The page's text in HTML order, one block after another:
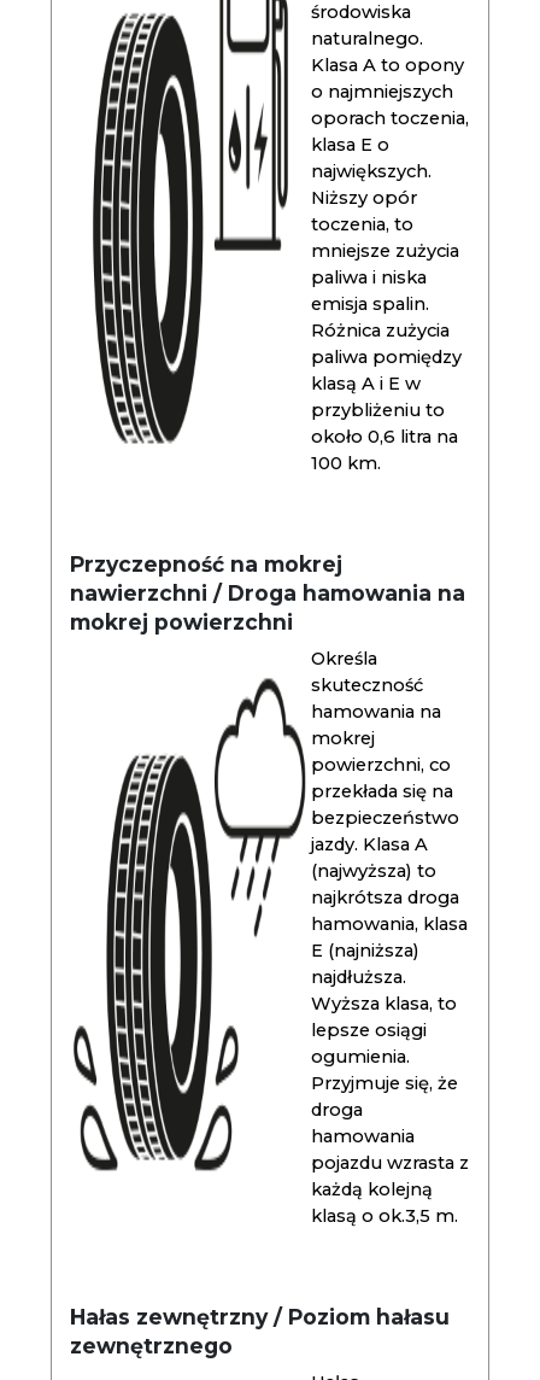
środowiska
naturalnego.
Klasa A to opony
o najmniejszych
oporach toczenia,
klasa E o
największych.
Niższy opór
toczenia, to
mniejsze zużycia
paliwa i niska
emisja spalin.
Różnica zużycia
paliwa pomiędzy
klasą A i E w
przybliżeniu to
około 0,6 litra na
100 km.
Przyczepność na mokrej
nawierzchni / Droga hamowania na
mokrej powierzchni
Określa
skuteczność
hamowania na
mokrej
powierzchni, co
przekłada się na
bezpieczeństwo
jazdy. Klasa A
(najwyższa) to
najkrótsza droga
hamowania, klasa
E (najniższa)
najdłuższa.
Wyższa klasa, to
lepsze osiągi
ogumienia.
Przyjmuje się, że
droga
hamowania
pojazdu wzrasta z
każdą kolejną
klasą o ok.3,5 m.
Hałas zewnętrzny / Poziom hałasu
zewnętrznego